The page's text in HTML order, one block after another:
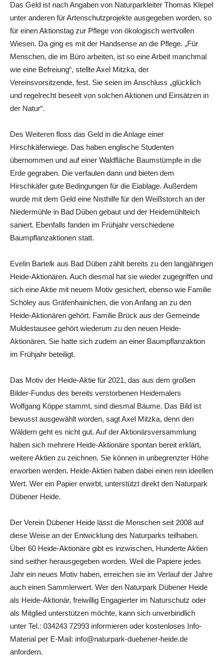
Das Geld ist nach Angaben von Naturparkleiter Thomas Klepel
unter anderen für Artenschutzprojekte ausgegeben worden, so
für einen Aktionstag zur Pflege von ökologisch wertvollen
Wiesen. Da ging es mit der Handsense an die Pflege. „Für
Menschen, die im Büro arbeiten, ist so eine Arbeit manchmal
wie eine Befreiung“, stellte Axel Mitzka, der
Vereinsvorsitzende, fest. Sie seien im Anschluss „glücklich
und regelrecht beseelt von solchen Aktionen und Einsätzen in
der Natur“.
Des Weiteren floss das Geld in die Anlage einer
Hirschkäferwiege. Das haben englische Studenten
übernommen und auf einer Waldfläche Baumstümpfe in die
Erde gegraben. Die verfaulen dann und bieten dem
Hirschkäfer gute Bedingungen für die Eiablage. Außerdem
wurde mit dem Geld eine Nisthilfe für den Weißstorch an der
Niedermühle in Bad Düben gebaut und der Heidemühlteich
saniert. Ebenfalls fanden im Frühjahr verschiedene
Baumpflanzaktionen statt.
Evelin Bartelk aus Bad Düben zählt bereits zu den langjährigen
Heide-Aktionären. Auch diesmal hat sie wieder zugegriffen und
sich eine Aktie mit neuem Motiv gesichert, ebenso wie Familie
Schöley aus Gräfenhainichen, die von Anfang an zu den
Heide-Aktionären gehört. Familie Brück aus der Gemeinde
Muldestausee gehört wiederum zu den neuen Heide-
Aktionären. Sie hatte sich zudem an einer Baumpflanzaktion
im Frühjahr beteiligt.
Das Motiv der Heide-Aktie für 2021, das aus dem großen
Bilder-Fundus des bereits verstorbenen Heidemalers
Wolfgang Köppe stammt, sind diesmal Bäume. Das Bild ist
bewusst ausgewählt worden, sagt Axel Mitzka, denn den
Wäldern geht es nicht gut. Auf der Aktionärsversammlung
haben sich mehrere Heide-Aktionäre spontan bereit erklärt,
weitere Aktien zu zeichnen. Sie können in unbegrenzter Höhe
erworben werden. Heide-Aktien haben dabei einen rein ideellen
Wert. Wer ein Papier erwirbt, unterstützt direkt den Naturpark
Dübener Heide.
Der Verein Dübener Heide lässt die Menschen seit 2008 auf
diese Weise an der Entwicklung des Naturparks teilhaben.
Über 60 Heide-Aktionäre gibt es inzwischen, Hunderte Aktien
sind seither herausgegeben worden. Weil die Papiere jedes
Jahr ein neues Motiv haben, erreichen sie im Verlauf der Jahre
auch einen Sammlerwert. Wer den Naturpark Dübener Heide
als Heide-Aktionär, freiwillig Engagierter im Naturschutz oder
als Mitglied unterstützen möchte, kann sich unverbindlich
unter Tel.: 034243 72993 informieren oder kostenloses Info-
Material per E-Mail: info@naturpark-duebener-heide.de
anfordern.